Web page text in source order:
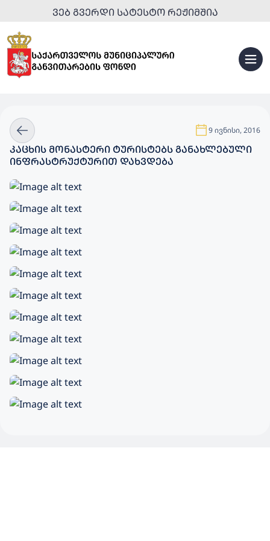
ᲕᲔᲑ ᲒᲕᲔᲠᲓᲘ ᲡᲐᲢᲔᲡᲢᲝ ᲠᲔᲟᲘᲛᲨᲘᲐ
9 ივნისი, 2016
ᲙᲐᲪᲮᲘᲡ ᲛᲝᲜᲐᲡᲢᲔᲠᲘ ᲢᲣᲠᲘᲡᲢᲔᲑᲡ ᲒᲐᲜᲐᲮᲚᲔᲑᲣᲚᲘ
ᲘᲜᲤᲠᲐᲡᲢᲠᲣᲥᲢᲣᲠᲘᲗ ᲓᲐᲮᲕᲓᲔᲑᲐ